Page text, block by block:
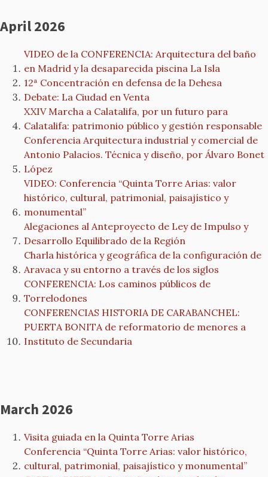
April 2026
VIDEO de la CONFERENCIA: Arquitectura del baño
en Madrid y la desaparecida piscina La Isla
12ª Concentración en defensa de la Dehesa
Debate: La Ciudad en Venta
XXIV Marcha a Calatalifa, por un futuro para
Calatalifa: patrimonio público y gestión responsable
Conferencia Arquitectura industrial y comercial de
Antonio Palacios. Técnica y diseño, por Álvaro Bonet
López
VIDEO: Conferencia “Quinta Torre Arias: valor
histórico, cultural, patrimonial, paisajístico y
monumental”
Alegaciones al Anteproyecto de Ley de Impulso y
Desarrollo Equilibrado de la Región
Charla histórica y geográfica de la configuración de
Aravaca y su entorno a través de los siglos
CONFERENCIA: Los caminos públicos de
Torrelodones
CONFERENCIAS HISTORIA DE CARABANCHEL:
PUERTA BONITA de reformatorio de menores a
Instituto de Secundaria
March 2026
Visita guiada en la Quinta Torre Arias
Conferencia “Quinta Torre Arias: valor histórico,
cultural, patrimonial, paisajístico y monumental”